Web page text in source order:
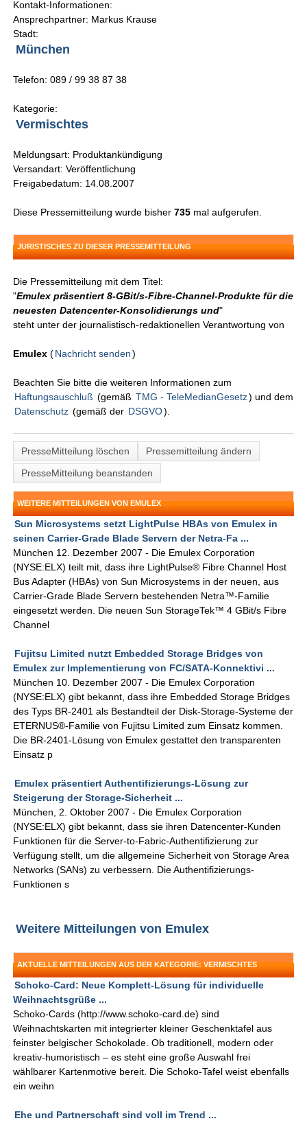
Kontakt-Informationen:
Ansprechpartner: Markus Krause
Stadt:
München
Telefon: 089 / 99 38 87 38
Kategorie:
Vermischtes
Meldungsart: Produktankündigung
Versandart: Veröffentlichung
Freigabedatum: 14.08.2007
Diese Pressemitteilung wurde bisher735 mal aufgerufen.
JURISTISCHES ZU DIESER PRESSEMITTEILUNG
Die Pressemitteilung mit dem Titel:
"Emulex präsentiert 8-GBit/s-Fibre-Channel-Produkte für die
neuesten Datencenter-Konsolidierungs und"
steht unter der journalistisch-redaktionellen Verantwortung von
Emulex (Nachricht senden )
Beachten Sie bitte die weiteren Informationen zum
Haftungsauschluß (gemäß TMG - TeleMedianGesetz) und dem
Datenschutz (gemäß der DSGVO).
PresseMitteilung löschen
Pressemitteilung ändern
PresseMitteilung beanstanden
WEITERE MITTEILUNGEN VON EMULEX
Sun Microsystems setzt LightPulse HBAs von Emulex in
seinen Carrier-Grade Blade Servern der Netra-Fa ...
München 12. Dezember 2007 - Die Emulex Corporation
(NYSE:ELX) teilt mit, dass ihre LightPulse® Fibre Channel Host
Bus Adapter (HBAs) von Sun Microsystems in der neuen, aus
Carrier-Grade Blade Servern bestehenden Netra™-Familie
eingesetzt werden. Die neuen Sun StorageTek™ 4 GBit/s Fibre
Channel
Fujitsu Limited nutzt Embedded Storage Bridges von
Emulex zur Implementierung von FC/SATA-Konnektivi ...
München 10. Dezember 2007 - Die Emulex Corporation
(NYSE:ELX) gibt bekannt, dass ihre Embedded Storage Bridges
des Typs BR-2401 als Bestandteil der Disk-Storage-Systeme der
ETERNUS®-Familie von Fujitsu Limited zum Einsatz kommen.
Die BR-2401-Lösung von Emulex gestattet den transparenten
Einsatz p
Emulex präsentiert Authentifizierungs-Lösung zur
Steigerung der Storage-Sicherheit ...
München, 2. Oktober 2007 - Die Emulex Corporation
(NYSE:ELX) gibt bekannt, dass sie ihren Datencenter-Kunden
Funktionen für die Server-to-Fabric-Authentifizierung zur
Verfügung stellt, um die allgemeine Sicherheit von Storage Area
Networks (SANs) zu verbessern. Die Authentifizierungs-
Funktionen s
Weitere Mitteilungen von Emulex
AKTUELLE MITTEILUNGEN AUS DER KATEGORIE: VERMISCHTES
Schoko-Card: Neue Komplett-Lösung für individuelle
Weihnachtsgrüße ...
Schoko-Cards (http://www.schoko-card.de) sind
Weihnachtskarten mit integrierter kleiner Geschenktafel aus
feinster belgischer Schokolade. Ob traditionell, modern oder
kreativ-humoristisch – es steht eine große Auswahl frei
wählbarer Kartenmotive bereit. Die Schoko-Tafel weist ebenfalls
ein weihn
Ehe und Partnerschaft sind voll im Trend ...